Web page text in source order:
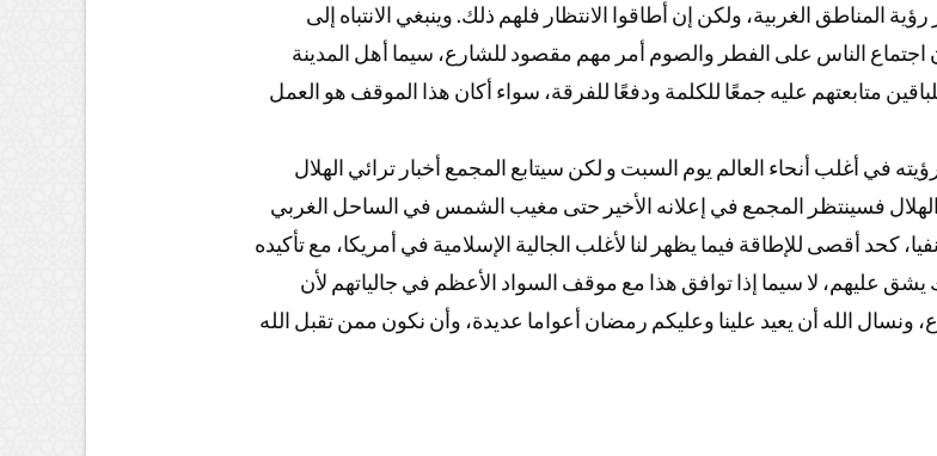
المناطق الغربية، ولكن إن أطاقوا الانتظار فلهم ذلك. وينبغي الانتباه إلى
اجتماع الناس على الفطر والصوم أمر مهم مقصود للشارع، سيما أهل المدينة
متابعتهم عليه جمعًا للكلمة ودفعًا للفرقة، سواء أكان هذا الموقف هو العمل
في أغلب أنحاء العالم يوم السبت و لكن سيتابع المجمع أخبار ترائي الهلال
الهلال فسينتظر المجمع في إعلانه الأخير حتى مغيب الشمس في الساحل الغربي
كحد أقصى للإطاقة فيما يظهر لنا لأغلب الجالية الإسلامية في أمريكا، مع تأكيده
يشق عليهم، لا سيما إذا توافق هذا مع موقف السواد الأعظم في جالياتهم لأن
الله أن يعيد علينا وعليكم رمضان أعواما عديدة، وأن نكون ممن تقبل الله